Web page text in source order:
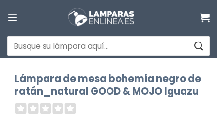
Buscar
por:
Lámpara de mesa bohemia negro de
ratán_natural GOOD & MOJO Iguazu